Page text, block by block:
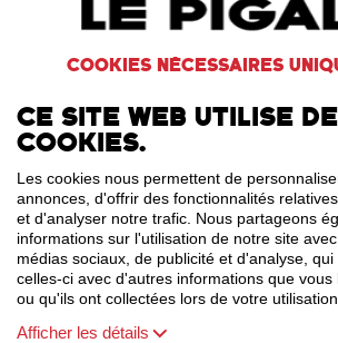
Cookies nécessaires
Ce site web utilise
cookies.
Les cookies nous permettent de
annonces, d'offrir des fonctionnalités
et d'analyser notre trafic. Nous partageons
informations sur l'utilisation de notre site
médias sociaux, de publicité et d'analyse,
celles-ci avec d'autres informations que
ou qu'ils ont collectées lors de votre
Afficher les détails